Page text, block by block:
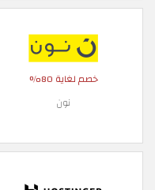
خصم لغاية 80%
نون